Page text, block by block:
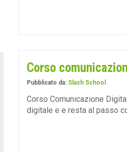
Corso
Pubblicato da: Slash School
Corso Comunicazione
digitale e e resta al passo